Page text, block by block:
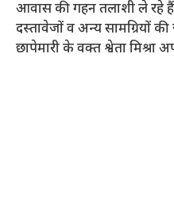
आवास की गहन तलाशी ले रहे
दस्तावेजों व अन्य सामग्रियों
छापेमारी के वक्त श्वेता मिश्रा